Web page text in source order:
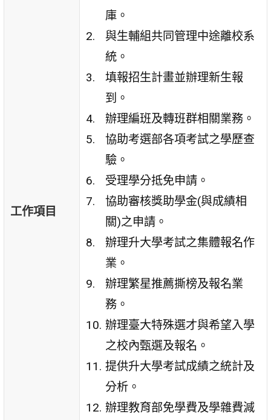
工作項目
庫。
與生輔組共同管理中途離校系
統。
填報招生計畫並辦理新生報
到。
辦理編班及轉班群相關業務。
協助考選部各項考試之學歷查
驗。
受理學分抵免申請。
協助審核獎助學金(與成績相
關)之申請。
辦理升大學考試之集體報名作
業。
辦理繁星推薦撕榜及報名業
務。
辦理臺大特殊選才與希望入學
之校內甄選及報名。
提供升大學考試成績之統計及
分析。
辦理教育部免學費及學雜費減